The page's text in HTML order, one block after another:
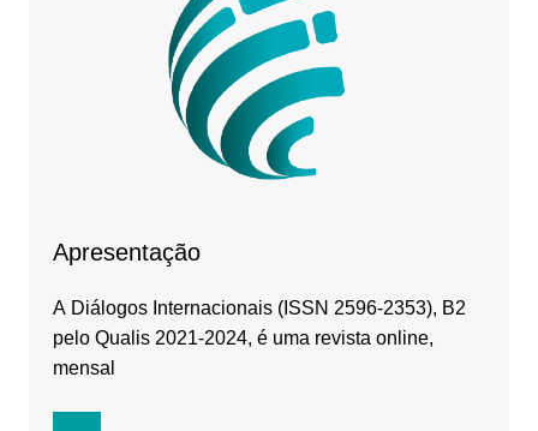
Apresentação
A Diálogos Internacionais (ISSN 2596-2353), B2
pelo Qualis 2021-2024, é uma revista online,
mensal